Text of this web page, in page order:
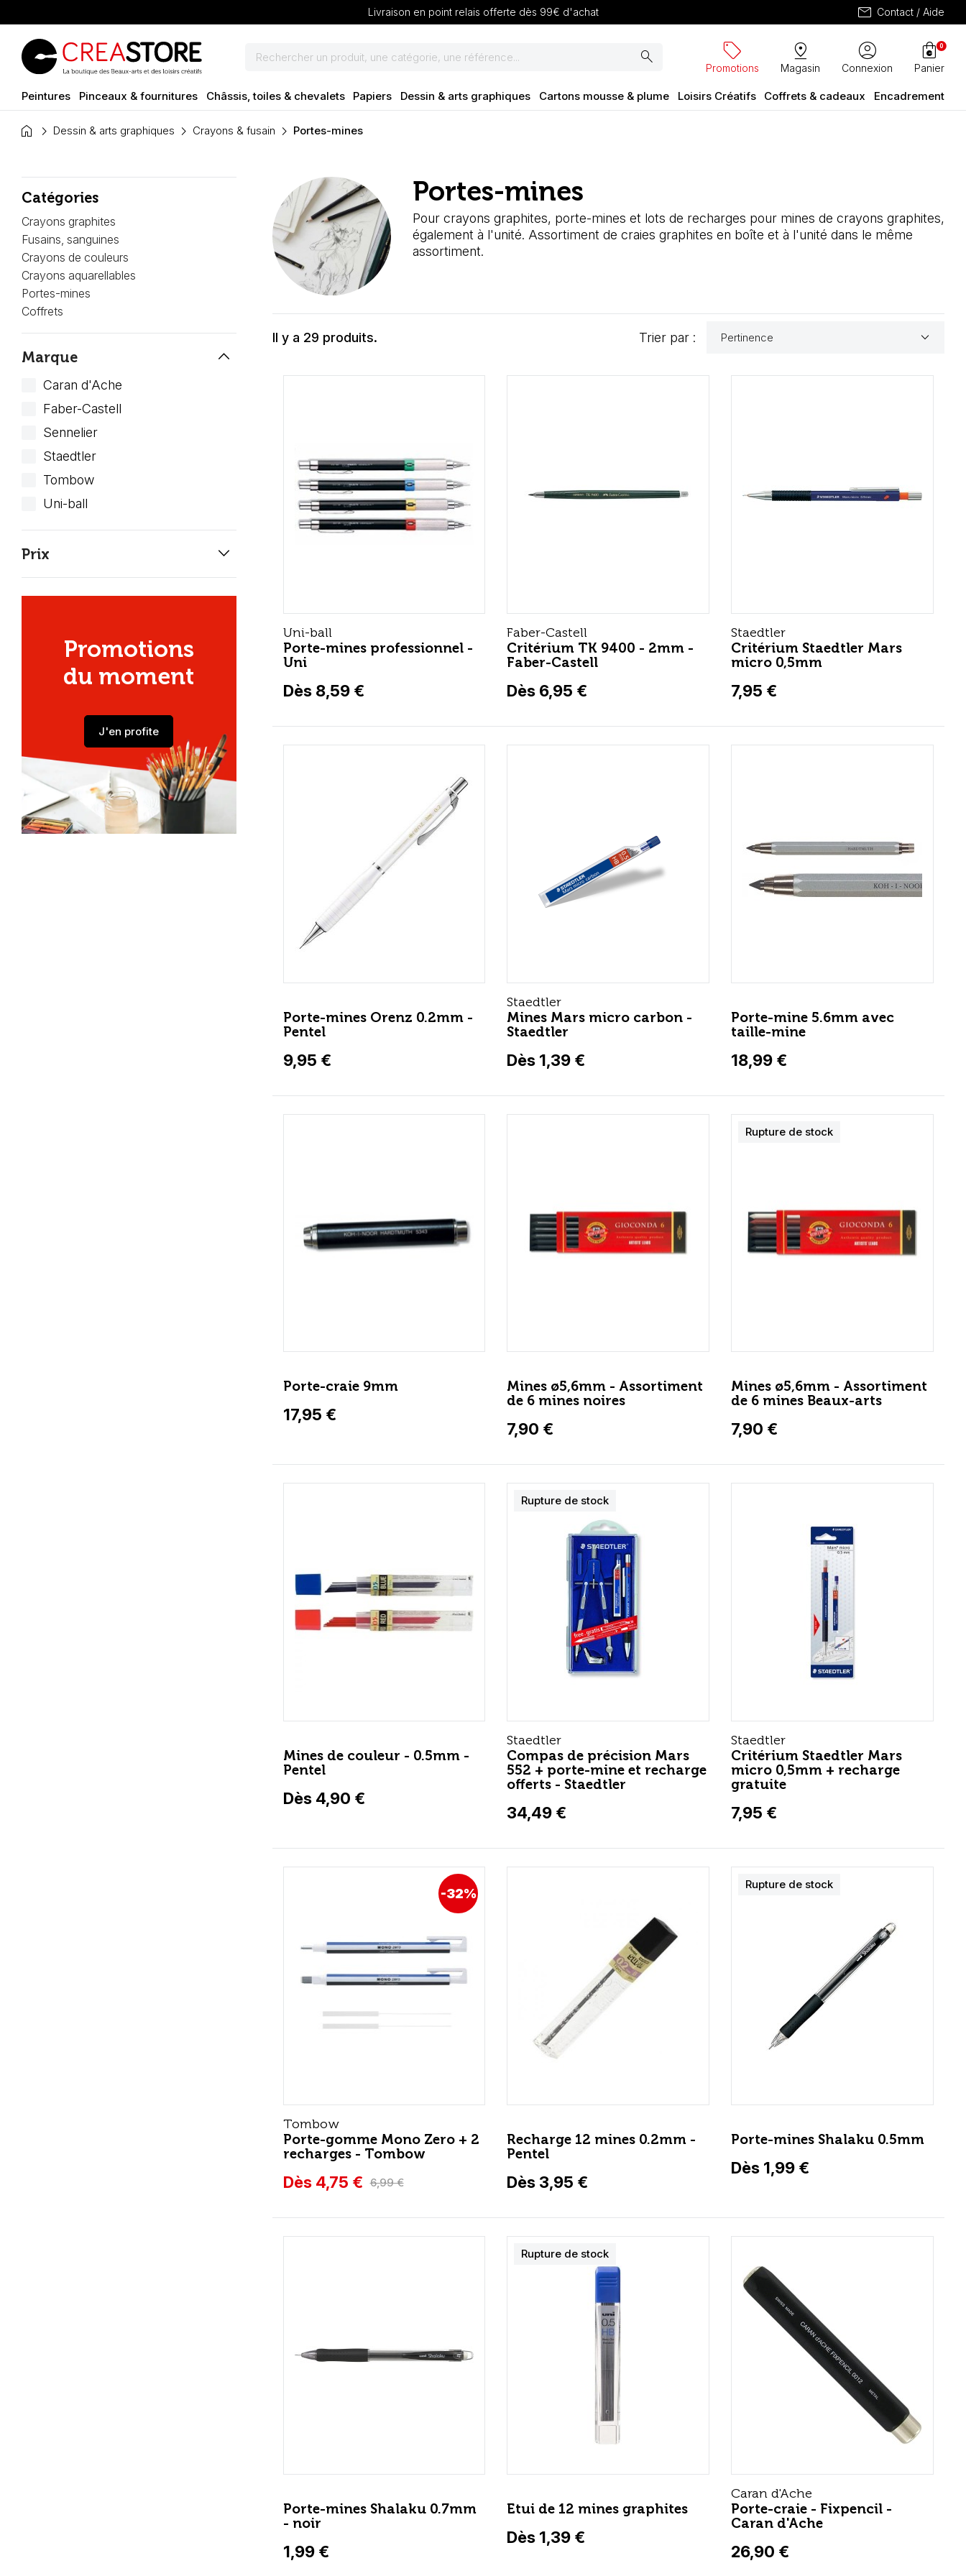
Livraison en point relais offerte dès 99€ d'achat mail Contact / Aide
search sell
Promotions
pin_drop
Magasin
account_circle
Connexion
shopping_bag
Panier
0
Peintures Pinceaux & fournitures Châssis, toiles & chevalets Papiers Dessin & arts graphiques Cartons mousse & plume Loisirs Créatifs Coffrets & cadeaux Encadrement
home Dessin & arts graphiques Crayons & fusain Portes-mines
Catégories
Crayons graphites
Fusains, sanguines
Crayons de couleurs
Crayons aquarellables
Portes-mines
Coffrets
Marque keyboard_arrow_up
Caran d'Ache
Faber-Castell
Sennelier
Staedtler
Tombow
Uni-ball
Prix keyboard_arrow_down
Promotions
du moment
J'en profite
Portes-mines
Pour crayons graphites, porte-mines et lots de recharges pour mines de crayons graphites,
également à l'unité. Assortiment de craies graphites en boîte et à l'unité dans le même
assortiment.
Il y a 29 produits. Trier par : Pertinence keyboard_arrow_down
Uni-ball
Porte-mines professionnel -
Uni
Dès 8,59 €
Faber-Castell
Critérium TK 9400 - 2mm -
Faber-Castell
Dès 6,95 €
Staedtler
Critérium Staedtler Mars
micro 0,5mm
7,95 €
Porte-mines Orenz 0.2mm -
Pentel
9,95 €
Staedtler
Mines Mars micro carbon -
Staedtler
Dès 1,39 €
Porte-mine 5.6mm avec
taille-mine
18,99 €
Porte-craie 9mm
17,95 €
Mines ø5,6mm - Assortiment
de 6 mines noires
7,90 €
Mines ø5,6mm - Assortiment
de 6 mines Beaux-arts
7,90 €
Rupture de stock
Mines de couleur - 0.5mm -
Pentel
Dès 4,90 €
Staedtler
Compas de précision Mars
552 + porte-mine et recharge
offerts - Staedtler
34,49 €
Rupture de stock
Staedtler
Critérium Staedtler Mars
micro 0,5mm + recharge
gratuite
7,95 €
Tombow
Porte-gomme Mono Zero + 2
recharges - Tombow
Dès 4,75 € 6,99 €
-32%
Recharge 12 mines 0.2mm -
Pentel
Dès 3,95 €
Porte-mines Shalaku 0.5mm
Dès 1,99 €
Rupture de stock
Porte-mines Shalaku 0.7mm
- noir
1,99 €
Etui de 12 mines graphites
Dès 1,39 €
Rupture de stock
Caran d'Ache
Porte-craie - Fixpencil -
Caran d'Ache
26,90 €